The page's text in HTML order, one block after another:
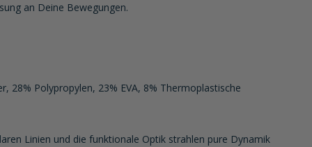
an Deine Bewegungen.
28% Polypropylen, 23% EVA, 8% Thermoplastische
Linien und die funktionale Optik strahlen pure Dynamik